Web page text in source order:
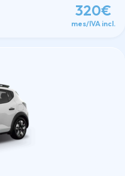
320€
mes/IVA incl.